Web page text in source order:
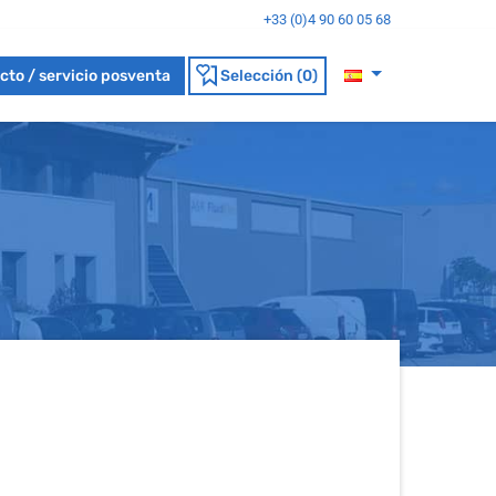
+33 (0)4 90 60 05 68
/ servicio posventa Selección (0)